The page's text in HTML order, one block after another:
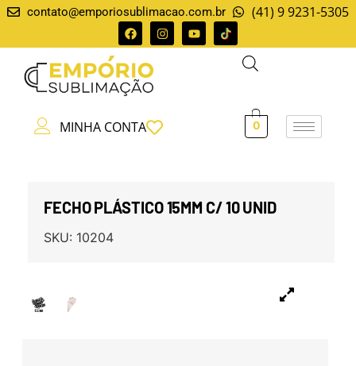
contato@emporiosublimacao.com.br (41) 9 9231-5305
MINHA CONTA 0
FECHO PLÁSTICO 15MM C/ 10 UNID
SKU: 10204